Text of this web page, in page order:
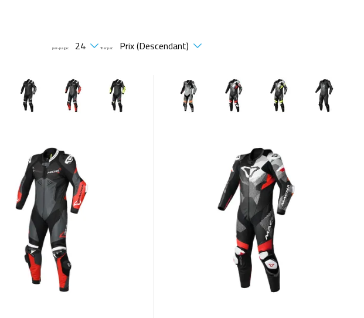
per-page: Trier par: